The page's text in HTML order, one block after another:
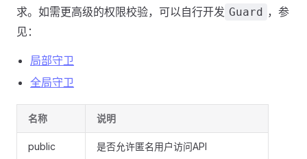
求。如需更高级的权限校验，可以自行开发 Guard ，参
见：
局部守卫
全局守卫
名称 说明
public 是否允许匿名用户访问API